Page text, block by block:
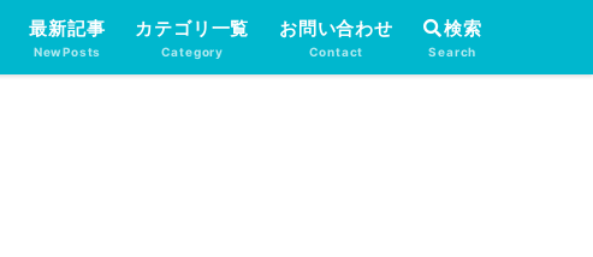
最新記事
NewPosts
カテゴリ一覧
Category
お問い合わせ
Contact Search
検索